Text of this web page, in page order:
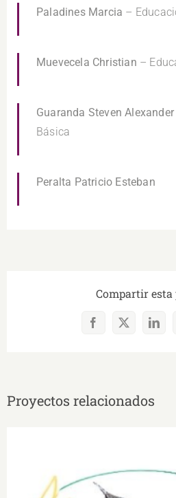
Paladines Marcia –
Muevecela Christian –
Guaranda Steven Alexander
Básica
Peralta Patricio Esteban
Compartir esta
Facebook
X
Proyectos relacionados